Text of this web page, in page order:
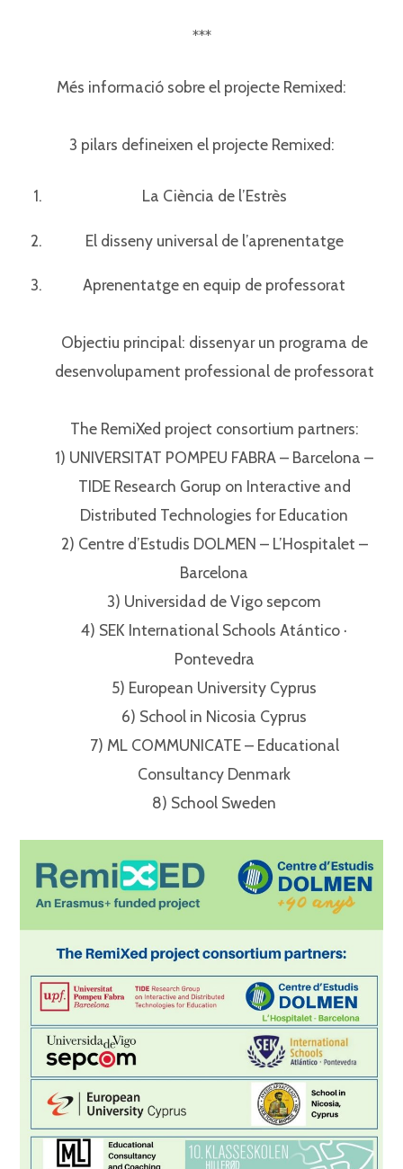
***
Més informació sobre el projecte Remixed:⁣⁣
3 pilars defineixen el projecte Remixed:⁣⁣
La Ciència de l’Estrès⁣⁣
El disseny universal de l’aprenentatge⁣⁣
Aprenentatge en equip de professorat⁣⁣
Objectiu principal: dissenyar un programa de
desenvolupament professional de professorat⁣⁣
The RemiXed project consortium partners:⁣⁣
1) UNIVERSITAT POMPEU FABRA – Barcelona –
TIDE Research Gorup on Interactive and
Distributed Technologies for Education⁣⁣
2) Centre d’Estudis DOLMEN – L’Hospitalet –
Barcelona⁣⁣
3) Universidad de Vigo sepcom⁣⁣
4) SEK International Schools Atántico ·
Pontevedra⁣⁣
5) European University Cyprus⁣⁣
6) School in Nicosia Cyprus⁣⁣
7) ML COMMUNICATE – Educational
Consultancy Denmark⁣⁣
8) School Sweden